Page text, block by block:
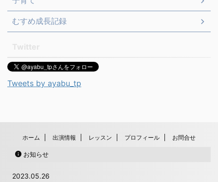
むすめ成長記録
Tweets by ayabu_tp
ホーム 出演情報 レッスン プロフィール お問合せ
お知らせ
2023.05.26